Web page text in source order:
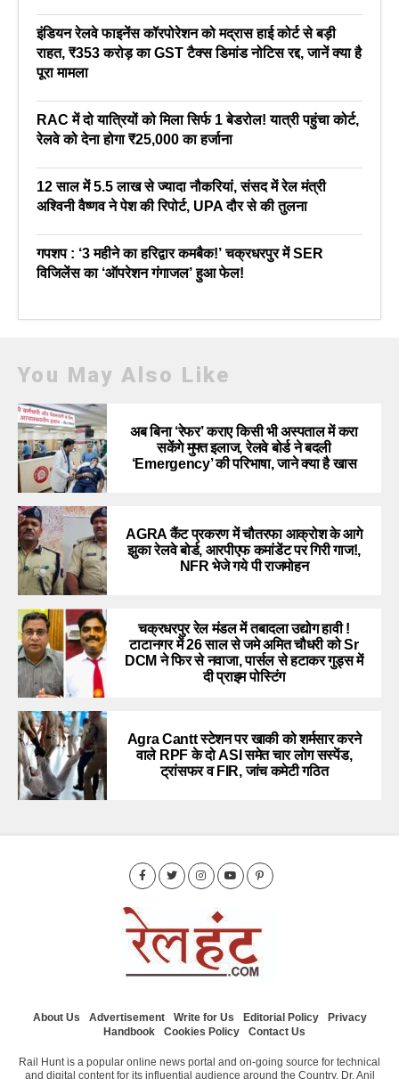
इंडियन रेलवे फाइनेंस कॉरपोरेशन को मद्रास हाई कोर्ट से बड़ी
राहत, ₹353 करोड़ का GST टैक्स डिमांड नोटिस रद्द, जानें क्या है
पूरा मामला
RAC में दो यात्रियों को मिला सिर्फ 1 बेडरोल! यात्री पहुंचा कोर्ट,
रेलवे को देना होगा ₹25,000 का हर्जाना
12 साल में 5.5 लाख से ज्यादा नौकरियां, संसद में रेल मंत्री
अश्विनी वैष्णव ने पेश की रिपोर्ट, UPA दौर से की तुलना
गपशप : ‘3 महीने का हरिद्वार कमबैक!’ चक्रधरपुर में SER
विजिलेंस का ‘ऑपरेशन गंगाजल’ हुआ फेल!
You May Also Like
अब बिना ‘रेफर’ कराए किसी भी अस्पताल में करा
सकेंगे मुफ्त इलाज, रेलवे बोर्ड ने बदली
‘Emergency’ की परिभाषा, जाने क्या है खास
AGRA कैंट प्रकरण में चौतरफा आक्रोश के आगे
झुका रेलवे बोर्ड, आरपीएफ कमांडेंट पर गिरी गाज!,
NFR भेजे गये पी राजमोहन
चक्रधरपुर रेल मंडल में तबादला उद्योग हावी !
टाटानगर में 26 साल से जमे अमित चौधरी को Sr
DCM ने फिर से नवाजा, पार्सल से हटाकर गुड्स में
दी प्राइम पोस्टिंग
Agra Cantt स्टेशन पर खाकी को शर्मसार करने
वाले RPF के दो ASI समेत चार लोग सस्पेंड,
ट्रांसफर व FIR, जांच कमेटी गठित
About Us Advertisement Write for Us Editorial Policy
Privacy
Handbook
Cookies Policy Contact Us
Rail Hunt is a popular online news portal and on-going source for technical
and digital content for its influential audience around the Country. Dr. Anil